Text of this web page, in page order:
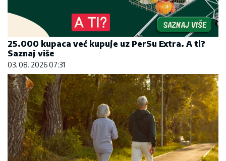
25.000 kupaca već kupuje uz PerSu Extra. A ti?
Saznaj više
03. 08. 2026 07:31